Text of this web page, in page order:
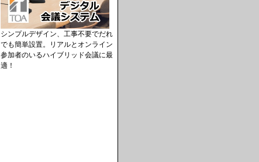
シンプルデザイン、工事不要でだれ
でも簡単設置。リアルとオンライン
参加者のいるハイブリッド会議に最
適！